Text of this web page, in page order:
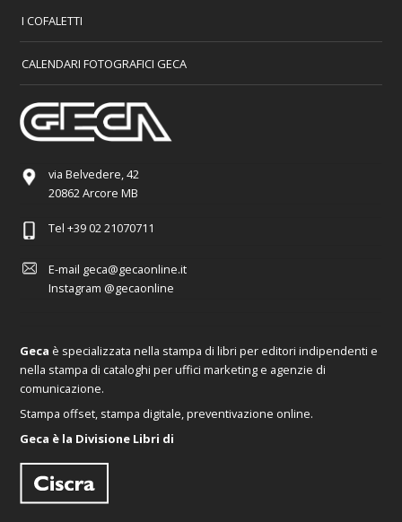
I COFALETTI
CALENDARI FOTOGRAFICI GECA
via Belvedere, 42
20862 Arcore MB
Tel +39 02 21070711
E-mail geca@gecaonline.it
Instagram @gecaonline
Geca è specializzata nella stampa di libri per editori indipendenti e
nella stampa di cataloghi per uffici marketing e agenzie di
comunicazione.
Stampa offset, stampa digitale, preventivazione online.
Geca è la Divisione Libri di